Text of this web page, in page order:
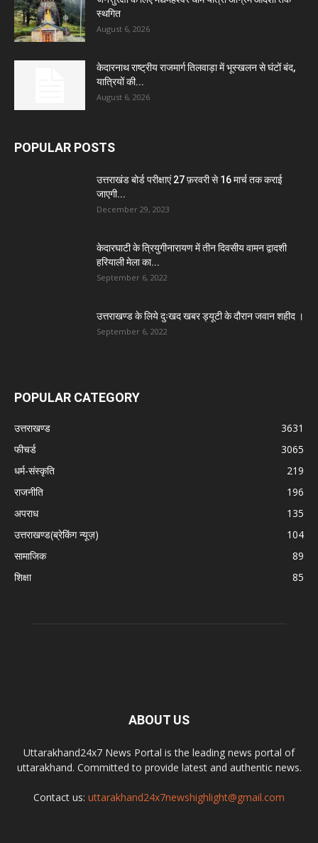
स्थगित
August 6, 2026
केदारनाथ राष्ट्रीय राजमार्ग तिलवाड़ा में भूस्खलन से घंटों बंद,
यात्रियों की...
August 6, 2026
POPULAR POSTS
उत्तराखंड बोर्ड परीक्षाएं 27 फ़रवरी से 16 मार्च तक कराई
जाएगी...
December 29, 2023
केदारघाटी के त्रियुगीनारायण में तीन दिवसीय वामन द्वादशी
हरियाली मेला का...
September 6, 2022
उत्तराखण्ड के लिये दुःखद खबर ड्यूटी के दौरान जवान शहीद ।
September 6, 2022
POPULAR CATEGORY
उत्तराखण्ड
3631
फीचर्ड
3065
धर्म-संस्कृति
219
राजनीति
196
अपराध
135
उत्तराखण्ड(ब्रेकिंग न्यूज़)
104
सामाजिक
89
शिक्षा
85
ABOUT US
Uttarakhand24x7 News Portal is the leading news portal of
uttarakhand. Committed to provide latest and authentic news.
Contact us: uttarakhand24x7newshighlight@gmail.com